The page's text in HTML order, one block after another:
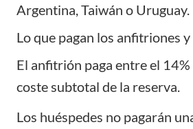
Argentina, Taiwán o Uruguay.
Lo que pagan los anfitriones
El anfitrión paga entre el 14%
coste subtotal de la reserva.
Los huéspedes no pagarán